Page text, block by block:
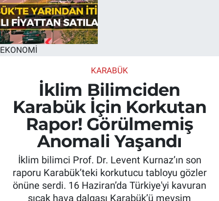
EKONOMİ
KARABÜK
İklim Bilimciden
Karabük İçin Korkutan
Rapor! Görülmemiş
Anomali Yaşandı
İklim bilimci Prof. Dr. Levent Kurnaz’ın son
raporu Karabük’teki korkutucu tabloyu gözler
önüne serdi. 16 Haziran’da Türkiye'yi kavuran
sıcak hava dalgası Karabük’ü mevsim